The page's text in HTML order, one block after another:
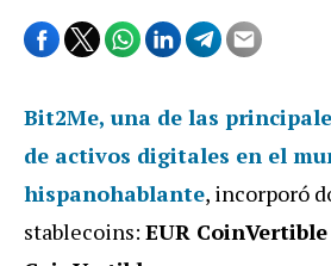
Bit2Me, una de las
de activos digitales en el
hispanohablante, incorporó
stablecoins: EUR CoinVertible